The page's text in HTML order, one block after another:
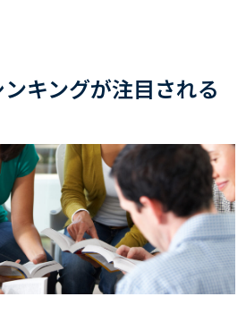
キングが注目される